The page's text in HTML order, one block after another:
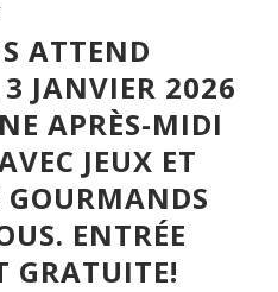
ATTEND
JANVIER 2026
APRÈS-MIDI
JEUX ET
GOURMANDS
ENTRÉE
GRATUITE!